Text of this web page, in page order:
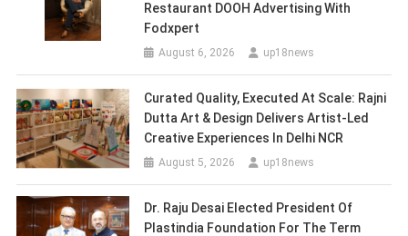
Restaurant DOOH Advertising With
Fodxpert
August 6, 2026 up18news
Curated Quality, Executed At Scale: Rajni
Dutta Art & Design Delivers Artist-Led
Creative Experiences In Delhi NCR
August 5, 2026 up18news
Dr. Raju Desai Elected President Of
Plastindia Foundation For The Term